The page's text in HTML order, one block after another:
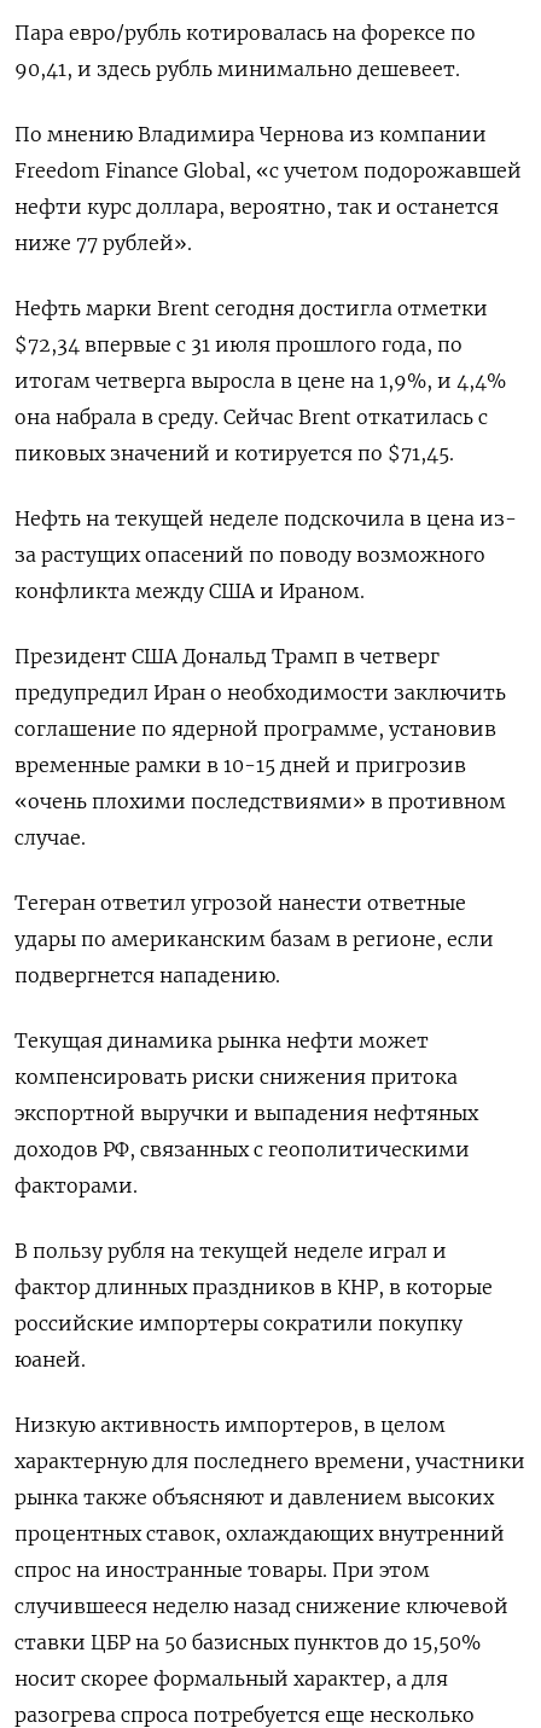
Пара евро/рубль ​котировалась на форексе по
90,41, и здесь рубль минимально дешевеет.
По мнению Владимира Чернова из компании
Freedom Finance Global, «c ‌учетом подорожавшей
нефти курс доллара, вероятно, так и останется
ниже 77 рублей».
Нефть марки Brent сегодня достигла отметки
$72,34 впервые с 31 ​июля прошлого года, по
итогам четверга выросла в цене на 1,9%, и 4,4%
она набрала в среду. Сейчас ‌Brent откатилась с
пиковых значений и котируется по $71,45.
Нефть на текущей неделе подскочила в цена из-
за растущих опасений по поводу возможного
конфликта между США и Ираном.
Президент США Дональд Трамп в четверг
предупредил Иран о необходимости ​заключить
соглашение по ядерной программе, установив ​
временные рамки в 10-15 ‌дней и пригрозив
«очень плохими последствиями» в противном
случае.
Тегеран ответил угрозой нанести ответные
удары по американским базам в регионе, если
подвергнется ​нападению.
Текущая динамика рынка нефти может
компенсировать риски снижения притока
экспортной выручки и выпадения нефтяных
доходов РФ, связанных с геополитическими
факторами.
В пользу рубля на текущей неделе играл и
фактор длинных праздников в КНР, в которые
российские импортеры сократили покупку
юаней.
Низкую активность импортеров, в целом
характерную для последнего времени, участники
рынка также объясняют и давлением высоких
процентных ставок, охлаждающих внутренний
спрос на иностранные товары. При этом
случившееся неделю назад снижение ключевой
ставки ЦБР на 50 базисных пунктов до 15,50%
носит скорее формальный характер, а для
разогрева спроса потребуется еще несколько